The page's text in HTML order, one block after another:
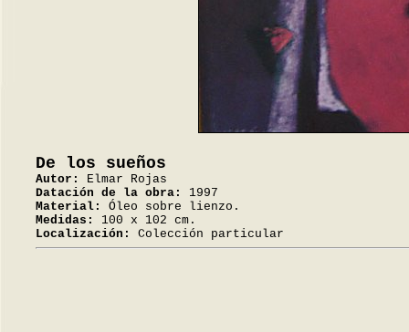
De los sueños
Autor:
Elmar Rojas
Datación de la obra:
1997
Material:
Óleo sobre lienzo.
Medidas:
100 x 102 cm.
Localización:
Colección particular